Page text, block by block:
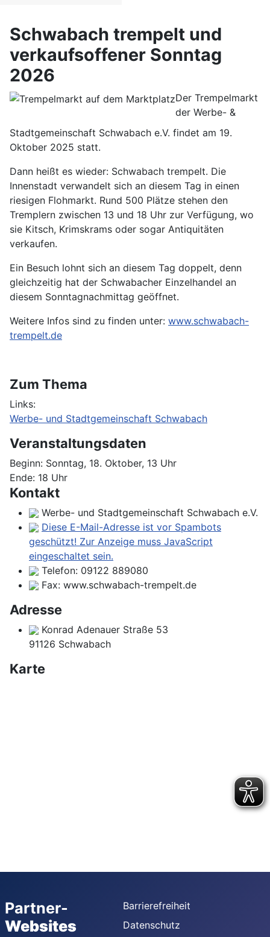
Schwabach trempelt und
verkaufsoffener Sonntag
2026
Der Trempelmarkt
der Werbe- &
Stadtgemeinschaft Schwabach e.V. findet am 19.
Oktober 2025 statt.
Dann heißt es wieder: Schwabach trempelt. Die
Innenstadt verwandelt sich an diesem Tag in einen
riesigen Flohmarkt. Rund 500 Plätze stehen den
Tremplern zwischen 13 und 18 Uhr zur Verfügung, wo
sie Kitsch, Krimskrams oder sogar Antiquitäten
verkaufen.
Ein Besuch lohnt sich an diesem Tag doppelt, denn
gleichzeitig hat der Schwabacher Einzelhandel an
diesem Sonntagnachmittag geöffnet.
Weitere Infos sind zu finden unter: www.schwabach-
trempelt.de
Zum Thema
Links:
Werbe- und Stadtgemeinschaft Schwabach
Veranstaltungsdaten
Beginn: Sonntag, 18. Oktober, 13 Uhr
Ende: 18 Uhr
Kontakt
Werbe- und Stadtgemeinschaft Schwabach e.V.
Diese E-Mail-Adresse ist vor Spambots
geschützt! Zur Anzeige muss JavaScript
eingeschaltet sein.
Telefon: 09122 889080
Fax: www.schwabach-trempelt.de
Adresse
Konrad Adenauer Straße 53
91126 Schwabach
Karte
Partner-
Websites
Barrierefreiheit
Datenschutz